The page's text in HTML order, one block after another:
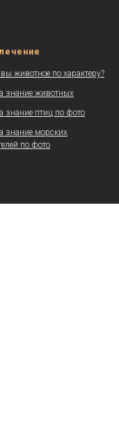
животное по характеру?
знание животных
знание птиц по фото
знание морских
по фото